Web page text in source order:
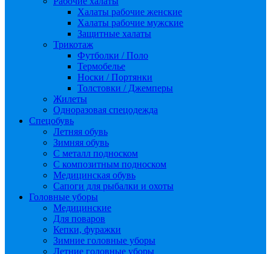
Халаты рабочие женские
Халаты рабочие мужские
Защитные халаты
Трикотаж
Футболки / Поло
Термобелье
Носки / Портянки
Толстовки / Джемперы
Жилеты
Одноразовая спецодежда
Спецобувь
Летняя обувь
Зимняя обувь
С металл подноском
С композитным подноском
Медицинская обувь
Сапоги для рыбалки и охоты
Головные уборы
Медицинские
Для поваров
Кепки, фуражки
Зимние головные уборы
Летние головные уборы